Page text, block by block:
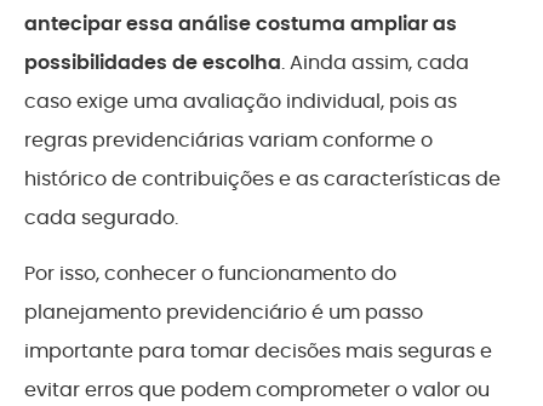
antecipar essa análise costuma ampliar as
possibilidades de escolha. Ainda assim, cada
caso exige uma avaliação individual, pois as
regras previdenciárias variam conforme o
histórico de contribuições e as características de
cada segurado.
Por isso, conhecer o funcionamento do
planejamento previdenciário é um passo
importante para tomar decisões mais seguras e
evitar erros que podem comprometer o valor ou